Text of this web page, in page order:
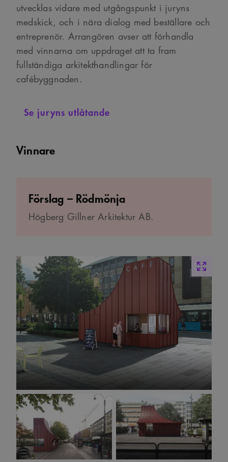
utvecklas vidare med utgångspunkt i juryns
medskick, och i nära dialog med beställare och
entreprenör. Arrangören avser att förhandla
med vinnarna om uppdraget att ta fram
fullständiga arkitekthandlingar för
cafébyggnaden.
Se juryns utlåtande
Vinnare
Förslag – Rödmönja
Högberg Gillner Arkitektur AB.